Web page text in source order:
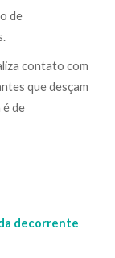
de
contato com
que desçam
de
decorrente